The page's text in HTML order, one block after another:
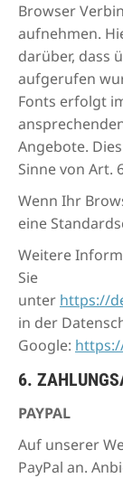
Browser
aufnehmen.
darüber, dass
aufgerufen
Fonts erfolgt
Angebote.
Sinne von Art.
Wenn Ihr
eine
Weitere
Sie
unter https://
in der
Google:
6.
PAYPAL
Auf unserer
PayPal an.